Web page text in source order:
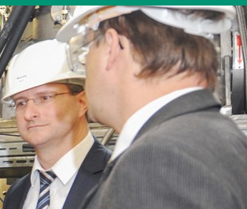
[X]
[X]
[X]
[X]